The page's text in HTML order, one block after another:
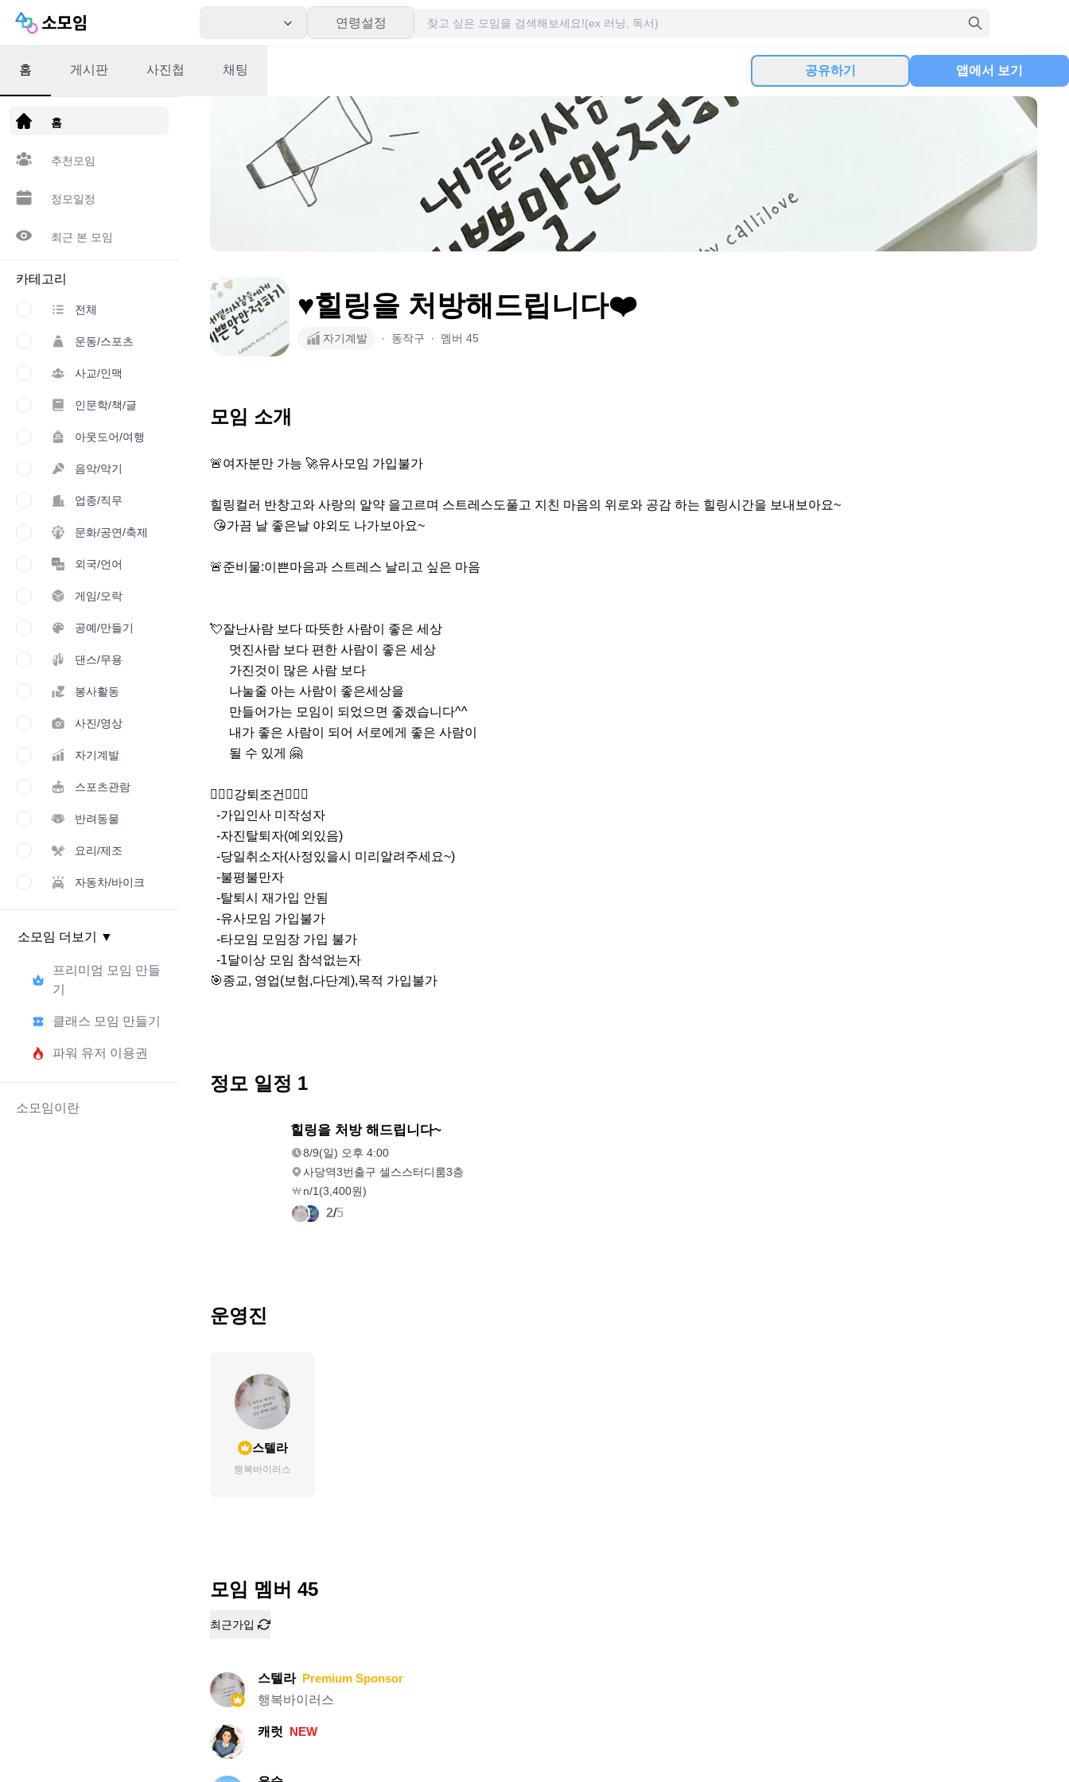
연령설정
앱 다운로드
홈
추천모임
정모일정
최근 본 모임
카테고리
전체
운동/스포츠
사교/인맥
인문학/책/글
아웃도어/여행
음악/악기
업종/직무
문화/공연/축제
외국/언어
게임/오락
공예/만들기
댄스/무용
봉사활동
사진/영상
자기계발
스포츠관람
반려동물
요리/제조
자동차/바이크
소모임 더보기 ▼
프리미엄 모임 만들
기
클래스 모임 만들기
파워 유저 이용권
소모임이란
홈 게시판 사진첩 채팅 공유하기 앱에서 보기
♥️힐링을 처방해드립니다❤️
자기계발 ∙ 동작구 ∙ 멤버 45
모임 소개
🚨여자분만 가능 🚀유사모임 가입불가
힐링컬러 반창고와 사랑의 알약 을고르며 스트레스도풀고 지친 마음의 위로와 공감 하는 힐링시간을 보내보아요~
🚨준비물:이쁜마음과 스트레스 날리고 싶은 마음
💘잘난사람 보다 따뜻한 사람이 좋은 세상
🙅🏻‍♀️강퇴조건🙅🏻‍♀️
🎯종교, 영업(보험,다단계),목적 가입불가
정모 일정 1
힐링을 처방 해드립니다~
8/9(일) 오후 4:00
사당역3번출구 셀스스터디룸3층
n/1(3,400원)
2/5
운영진
스텔라
행복바이러스
모임 멤버 45
최근가입
스텔라 Premium Sponsor
행복바이러스
캐럿 NEW